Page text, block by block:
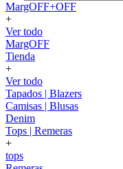
MargOFF+OFF
+
Ver todo
MargOFF
Tienda
+
Ver todo
Tapados | Blazers
Camisas | Blusas
Denim
Tops | Remeras
+
tops